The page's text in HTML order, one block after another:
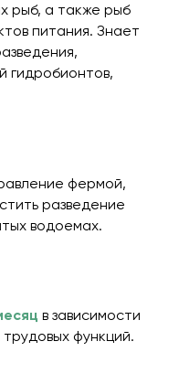
рыб, а также рыб
питания. Знает
гидробионтов,
фермой,
разведение
водоемах.
в зависимости
функций.